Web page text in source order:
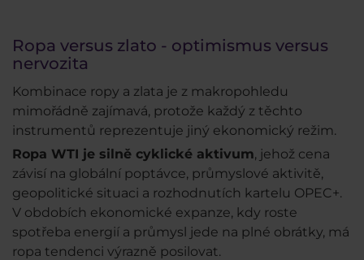
Ropa versus zlato - optimismus versus
nervozita
Kombinace ropy a zlata je z makropohledu
mimořádně zajímavá, protože každý z těchto
instrumentů reprezentuje jiný ekonomický režim.
Ropa WTI je silně cyklické aktivum, jehož cena
závisí na globální poptávce, průmyslové aktivitě,
geopolitické situaci a rozhodnutích kartelu OPEC+.
V obdobích ekonomické expanze, kdy roste
spotřeba energií a průmysl jede na plné obrátky, má
ropa tendenci výrazně posilovat.